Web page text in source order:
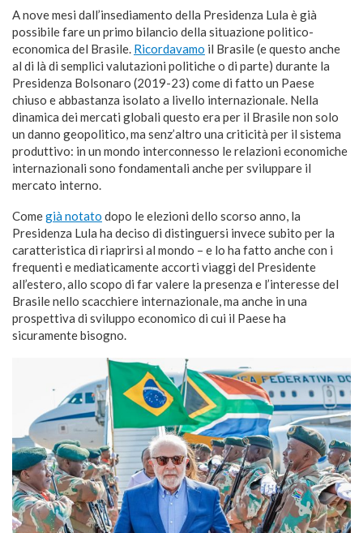
A nove mesi dall’insediamento della Presidenza Lula è già
possibile fare un primo bilancio della situazione politico-
economica del Brasile. Ricordavamo il Brasile (e questo anche
al di là di semplici valutazioni politiche o di parte) durante la
Presidenza Bolsonaro (2019-23) come di fatto un Paese
chiuso e abbastanza isolato a livello internazionale. Nella
dinamica dei mercati globali questo era per il Brasile non solo
un danno geopolitico, ma senz’altro una criticità per il sistema
produttivo: in un mondo interconnesso le relazioni economiche
internazionali sono fondamentali anche per sviluppare il
mercato interno.
Comegià notato dopo le elezioni dello scorso anno, la
Presidenza Lula ha deciso di distinguersi invece subito per la
caratteristica di riaprirsi al mondo – e lo ha fatto anche con i
frequenti e mediaticamente accorti viaggi del Presidente
all’estero, allo scopo di far valere la presenza e l’interesse del
Brasile nello scacchiere internazionale, ma anche in una
prospettiva di sviluppo economico di cui il Paese ha
sicuramente bisogno.